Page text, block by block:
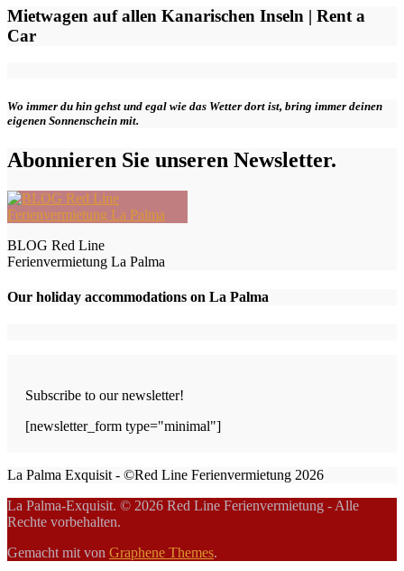
Mietwagen auf allen Kanarischen Inseln | Rent a
Car
Wo immer du hin gehst und egal wie das Wetter dort ist, bring immer deinen
eigenen Sonnenschein mit.
Abonnieren Sie unseren Newsletter.
BLOG Red Line
Ferienvermietung La Palma
Our holiday accommodations on La Palma
Subscribe to our newsletter!
[newsletter_form type="minimal"]
La Palma Exquisit - ©Red Line Ferienvermietung 2026
La Palma-Exquisit. © 2026 Red Line Ferienvermietung - Alle
Rechte vorbehalten.
Gemacht mit von Graphene Themes.